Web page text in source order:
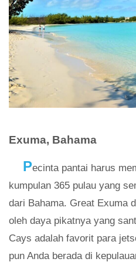
Exuma, Bahama
Pecinta pantai harus
kumpulan 365 pulau yang
dari Bahama. Great Exuma
oleh daya pikatnya yang
Cays adalah favorit para
pun Anda berada di